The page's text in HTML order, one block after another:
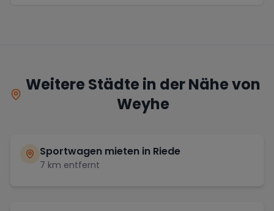
Weitere Städte in der Nähe von
Weyhe
Sportwagen mieten in Riede
7 km entfernt